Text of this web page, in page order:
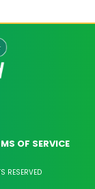
OF SERVICE
RESERVED